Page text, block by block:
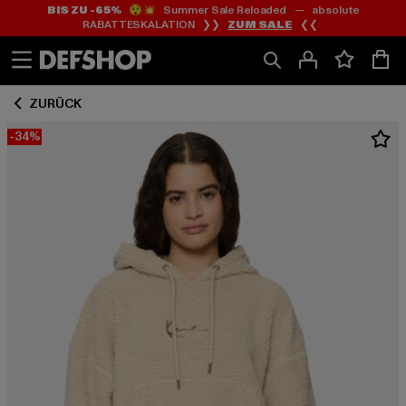
Zum
Inhalt
springen
Zum
Fußzeile
springen
BIS ZU -65%😲💥 Summer Sale Reloaded — absolute
RABATTESKALATION ❯❯ ZUM SALE ❮❮
ZURÜCK
-34%